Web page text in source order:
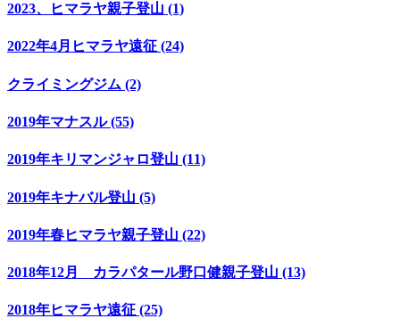
2023、ヒマラヤ親子登山 (1)
2022年4月ヒマラヤ遠征 (24)
クライミングジム (2)
2019年マナスル (55)
2019年キリマンジャロ登山 (11)
2019年キナバル登山 (5)
2019年春ヒマラヤ親子登山 (22)
2018年12月 カラパタール野口健親子登山 (13)
2018年ヒマラヤ遠征 (25)